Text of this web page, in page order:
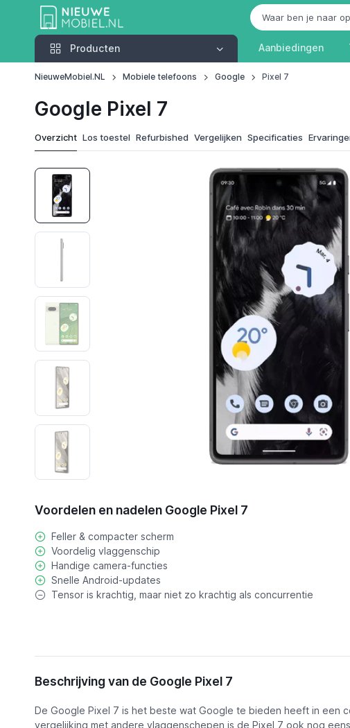
Producten
Producten Aanbiedingen
NieuweMobiel.NL Mobiele telefoons Google Pixel 7
Google Pixel 7
Overzicht Los toestel Refurbished Vergelijken Specificaties
Voordelen en nadelen Google Pixel 7
Feller & compacter scherm
Voordelig vlaggenschip
Handige camera-functies
Snelle Android-updates
Tensor is krachtig, maar niet zo krachtig als concurrentie
Google Pixel 7 Alternatieven
Beschrijving van de Google Pixel 7
De Google Pixel 7 is het beste wat Google te bieden heeft in een
vergelijking met andere vlaggenschepen is de Pixel 7 ook nog